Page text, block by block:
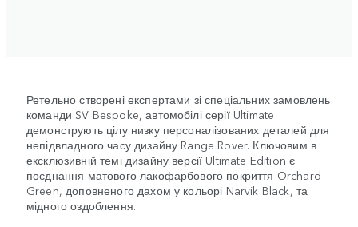
Ретельно створені експертами зі спеціальних замовлень
команди SV Bespoke, автомобілі серії Ultimate
демонструють цілу низку персоналізованих деталей для
непідвладного часу дизайну Range Rover. Ключовим в
ексклюзивній темі дизайну версії Ultimate Edition є
поєднання матового лакофарбового покриття Orchard
Green, доповненого дахом у кольорі Narvik Black, та
мідного оздоблення.